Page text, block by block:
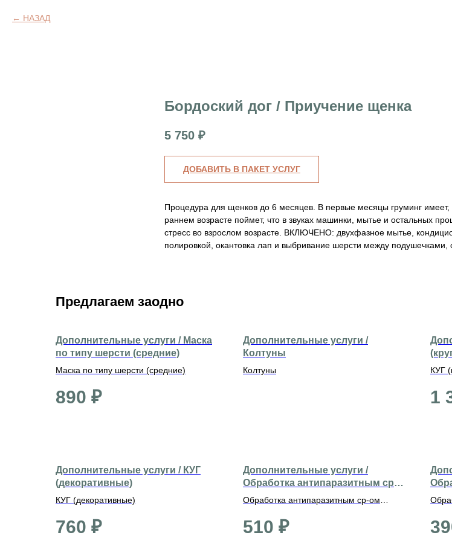
НАЗАД
Бордоский дог / Приучение щенка
5 750 ₽
ДОБАВИТЬ В ПАКЕТ УСЛУГ
Процедура для щенков до 6 месяцев. В первые месяцы груминг имеет,
раннем возрасте поймет, что в звуках машинки, мытье и остальных
стресс во взрослом возрасте. ВКЛЮЧЕНО: двухфазное мытье,
полировкой, окантовка лап и выбривание шерсти между подушечками,
Предлагаем заодно
Дополнительные услуги / Маска
по типу шерсти (средние)
Маска по типу шерсти (средние)
890 ₽
Дополнительные услуги /
Колтуны
Колтуны КУГ
1
Дополнительные услуги / КУГ
(декоративные)
КУГ (декоративные)
760 ₽
Дополнительные услуги /
Обработка антипаразитным ср-
ом (средние)
Обработка антипаразитным ср-ом
510 ₽
ом